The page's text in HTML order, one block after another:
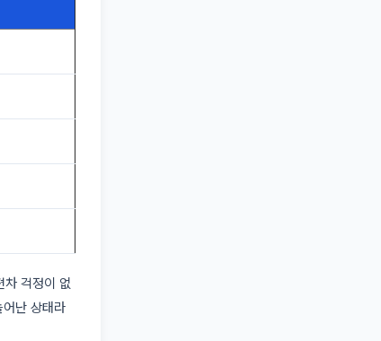
차 걱정이 없
난 상태라